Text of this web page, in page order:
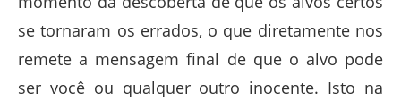
se tornaram os errados, o que diretamente nos
remete a mensagem final de que o alvo pode
ser você ou qualquer outro inocente. Isto na